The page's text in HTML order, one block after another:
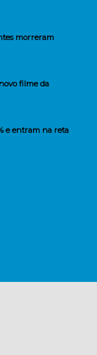
morreram
filme da
e entram na reta